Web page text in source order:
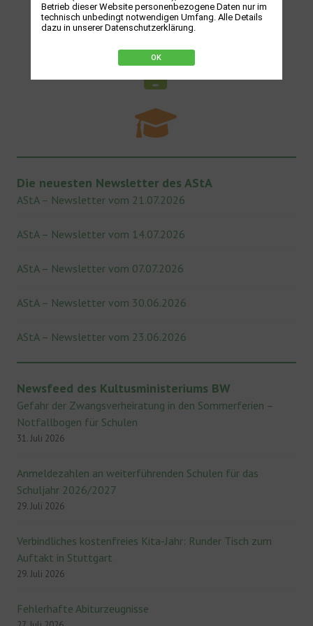
Die neuesten Newsletter des AStA
AStA – Newsletter vom 21.07.2026
AStA – Newsletter vom 14.07.2026
AStA – Newsletter vom 07.07.2026
AStA – Newsletter vom 30.06.2026
AStA – Newsletter vom 23.06.2026
Newsfeed des Kultusministeriums BW
Gefahr der Zwangsverheiratung in den Sommerferien –
Notfallbogen für Schulen
31. Juli 2026
Anmeldezahlen an weiterführenden Schulen für das
Schuljahr 2026/2027
29. Juli 2026
Verbindliches kostenfreies Kita-Jahr: Runder Tisch zum
Auftakt in Stuttgart
29. Juli 2026
Fehlerhafte Abiturzeugnisse
Betrieb dieser Website personenbezogene Daten nur im
technisch unbedingt notwendigen Umfang. Alle Details
dazu in unserer Datenschutzerklärung.
OK